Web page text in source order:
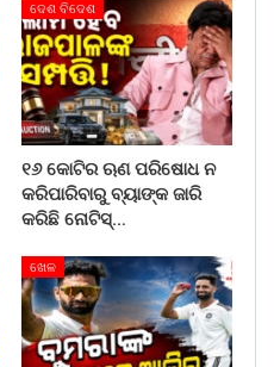
ଦେଶ ବିଦେଶ
୧୬ କୋଟିର ଋଣ ପରିଷୋଧ ନ
କରିପାରିବାରୁ ବ୍ୟାଙ୍କ ଜାରି
କରିଛି ନୋଟିସ୍…
ଖେଳ